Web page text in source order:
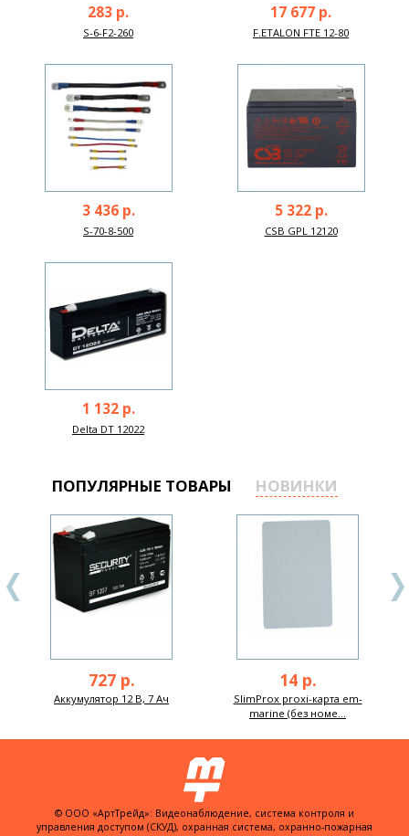
283 р.
S-6-F2-260
17 677 р.
F.ETALON FTE 12-80
3 436 р.
S-70-8-500
5 322 р.
CSB GPL 12120
1 132 р.
Delta DT 12022
ПОПУЛЯРНЫЕ ТОВАРЫ НОВИНКИ
727 р.
Аккумулятор 12 В, 7 Ач
14 р.
SlimProx proxi-карта em-
marine (без номе...
© ООО «АртТрейд»: Видеонаблюдение, система контроля и
управления доступом (СКУД), охранная система, охранно-пожарная